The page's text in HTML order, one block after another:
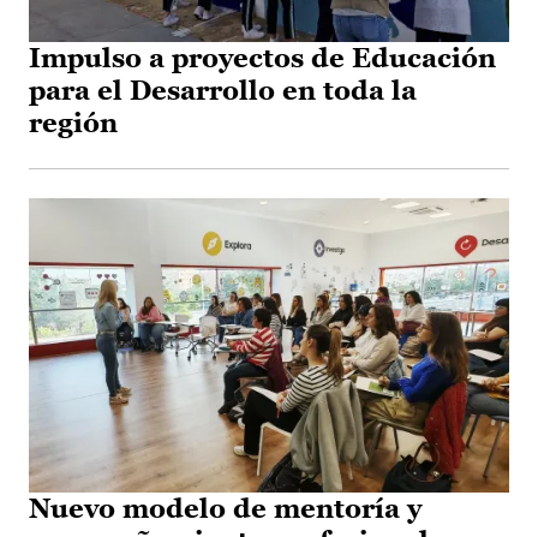
Impulso a proyectos de Educación
para el Desarrollo en toda la
región
Nuevo modelo de mentoría y